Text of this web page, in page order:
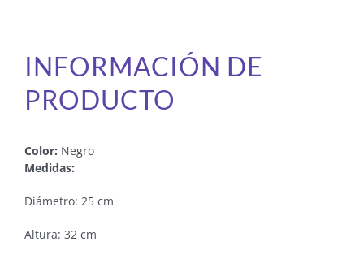
INFORMACIÓN DE
PRODUCTO
Color: Negro
Medidas:
Diámetro: 25 cm
Altura: 32 cm